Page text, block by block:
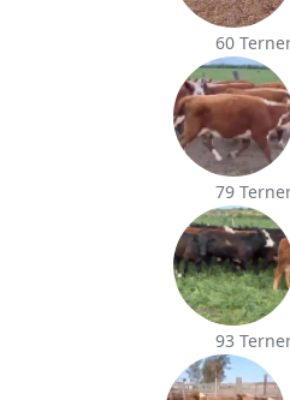
60
79
93